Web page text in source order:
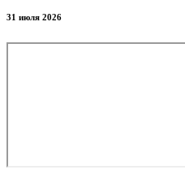
31 июля 2026